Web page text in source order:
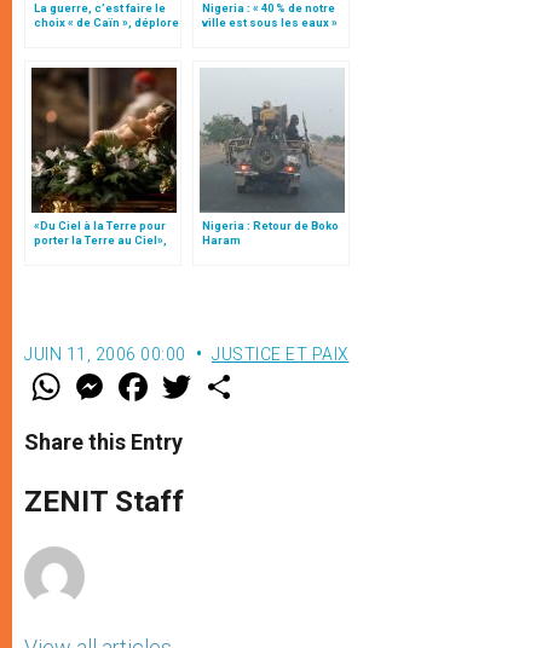
La guerre, c’est faire le
choix « de Caïn », déplore
Nigeria : « 40 % de notre
ville est sous les eaux »
«Du Ciel à la Terre pour
porter la Terre au Ciel»,
Nigeria : Retour de Boko
Haram
JUIN 11, 2006 00:00 JUSTICE ET PAIX
W
t
s
p
p
M
e
s
e
g
e
F
a
e
b
o
k
w
Share this Entry
ZENIT Staff